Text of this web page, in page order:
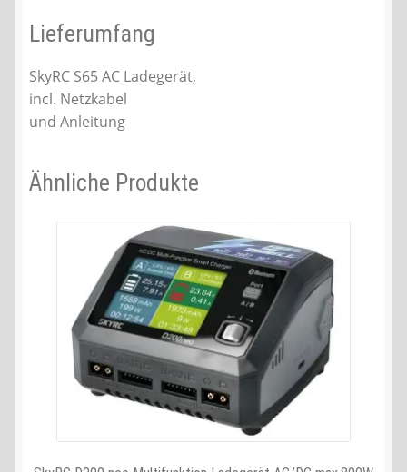
Lieferumfang
SkyRC S65 AC Ladegerät,
incl. Netzkabel
und Anleitung
Ähnliche Produkte